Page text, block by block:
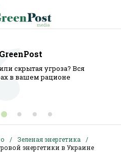
скрытая угроза? Вся
в вашем рационе
Зеленая энергетика
энергетики в Украине